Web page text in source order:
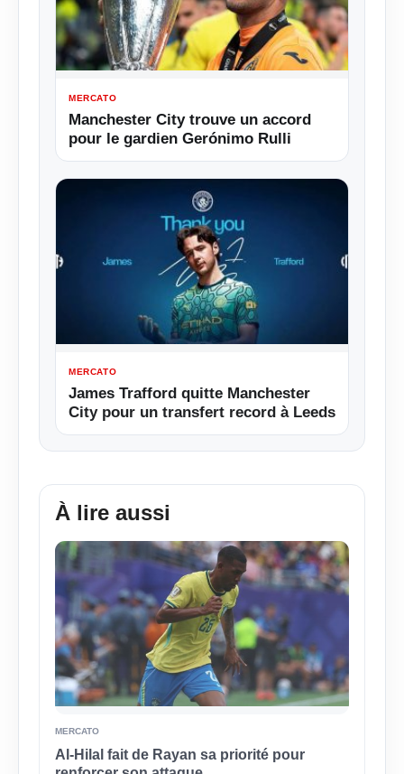
MERCATO
Manchester City trouve un accord
pour le gardien Gerónimo Rulli
MERCATO
James Trafford quitte Manchester
City pour un transfert record à Leeds
À lire aussi
MERCATO
Al-Hilal fait de Rayan sa priorité pour